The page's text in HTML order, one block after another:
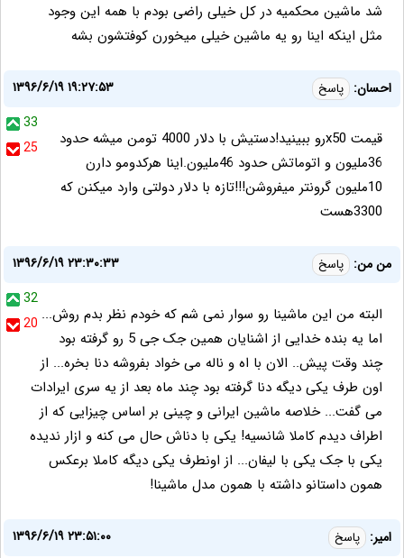
شد ماشین محکمیه در کل خیلی راضی بودم با همه این وجود
مثل اینکه اینا رو یه ماشین خیلی میخورن کوفتشون بشه
احسان: پاسخ
۱۳۹۶/۶/۱۹ ۱۹:۲۷:۵۳
33
25
قیمت x50رو ببینید!دستیش با دلار 4000 تومن میشه حدود
36ملیون و اتوماتش حدود 46ملیون.اینا هرکدومو دارن
10ملیون گرونتر میفروشن!!!تازه با دلار دولتی وارد میکنن که
3300هست
من من: پاسخ
۱۳۹۶/۶/۱۹ ۲۳:۳۰:۳۳
32
20 البته من این ماشینا رو سوار نمی شم که خودم نظر بدم روش...
اما یه بنده خدایی از اشنایان همین جک جی 5 رو گرفته بود
چند وقت پیش.. الان با اه و ناله می خواد بفروشه دنا بخره... از
اون طرف یکی دیگه دنا گرفته بود چند ماه بعد از یه سری ایرادات
می گفت... خلاصه ماشین ایرانی و چینی بر اساس چیزایی که از
اطراف دیدم کاملا شانسیه! یکی با دناش حال می کنه و ازار ندیده
یکی با جک یکی با لیفان... از اونطرف یکی دیگه کاملا برعکس
همون داستانو داشته با همون مدل ماشینا!
امیر: پاسخ
۱۳۹۶/۶/۱۹ ۲۳:۵۱:۰۰